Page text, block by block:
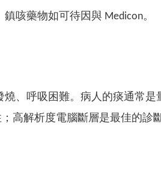
咳藥物如可待因與 Medicon。
、呼吸困難。病人的痰通常是
高解析度電腦斷層是最佳的診